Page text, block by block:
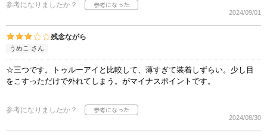
参考になりましたか？
2024/09/01
残念ながら
うめこ さん
☆三つです。トゥルーアイと比較して、薄すぎて装着しずらい。少し目
をこすっただけで外れてしまう。がマイナスポイントです。
参考になりましたか？
2024/08/30